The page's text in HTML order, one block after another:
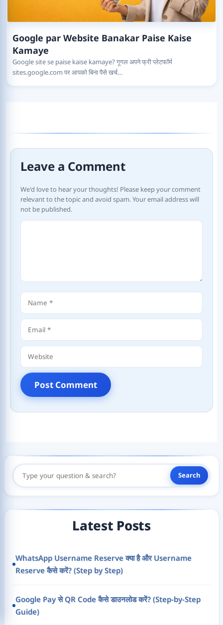
Google par Website Banakar Paise Kaise
Kamaye
Google site se paise kaise kamaye? गूगल अपने फ्री प्लेटफॉर्म
sites.google.com पर आपको बिना पैसे खर्च…
Leave a Comment
We'd love to hear your thoughts! Please keep your comment
relevant to the topic and avoid spam. Your email address will
not be published.
Comment
Name
Email
Website
Search
Search
Latest Posts
WhatsApp Username Reserve क्या है और Username
Reserve कैसे करें? (Step by Step)
Google Pay से QR Code कैसे डाउनलोड करें? (Step-by-Step
Guide)